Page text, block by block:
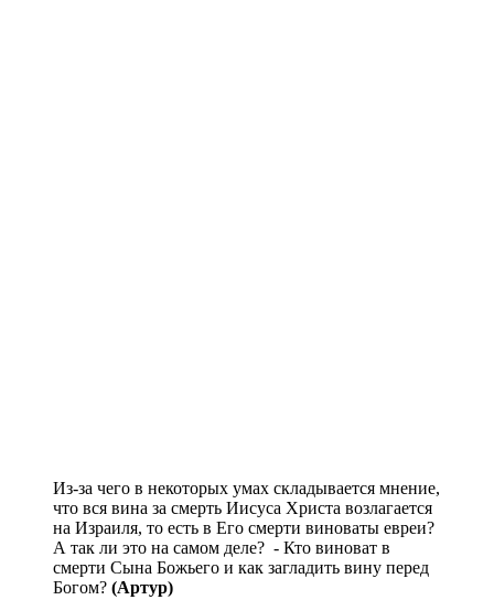
Из-за чего в некоторых умах складывается мнение,
что вся вина за смерть Иисуса Христа возлагается
на Израиля, то есть в Его смерти виноваты евреи?
А так ли это на самом деле? - Кто виноват в
смерти Сына Божьего и как загладить вину перед
Богом? (Артур)